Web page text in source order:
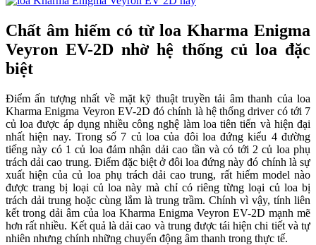
Chất âm hiếm có từ loa Kharma Enigma
Veyron EV-2D nhờ hệ thống củ loa đặc
biệt
Điểm ấn tượng nhất về mặt kỹ thuật truyền tải âm thanh của loa
Kharma Enigma Veyron EV-2D đó chính là hệ thống driver có tới 7
củ loa được áp dụng nhiều công nghệ làm loa tiên tiến và hiện đại
nhất hiện nay. Trong số 7 củ loa của đôi loa đứng kiểu 4 đường
tiếng này có 1 củ loa đảm nhận dải cao tần và có tới 2 củ loa phụ
trách dải cao trung. Điểm đặc biệt ở đôi loa đứng này đó chính là sự
xuất hiện của củ loa phụ trách dải cao trung, rất hiếm model nào
được trang bị loại củ loa này mà chỉ có riêng từng loại củ loa bị
trách dải trung hoặc cùng lắm là trung trầm. Chính vì vậy, tính liên
kết trong dải âm của loa Kharma Enigma Veyron EV-2D mạnh mẽ
hơn rất nhiều. Kết quả là dải cao và trung được tái hiện chi tiết và tự
nhiên nhưng chính những chuyển động âm thanh trong thực tế.